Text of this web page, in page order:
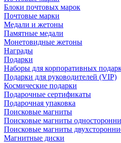
Блоки почтовых марок
Почтовые марки
Медали и жетоны
Памятные медали
Монетовидные жетоны
Награды
Подарки
Наборы для корпоративных
Подарки для руководителей (VIP)
Космические подарки
Подарочные сертификаты
Подарочная упаковка
Поисковые магниты
Поисковые магниты
Поисковые магниты
Магнитные диски